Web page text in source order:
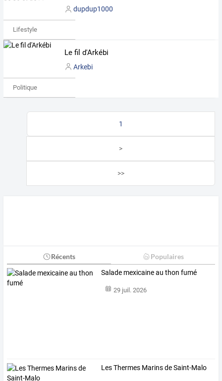
dupdup1000
Lifestyle
Le fil d'Arkébi
Arkebi
Politique
1
>
>>
Récents Populaires
Salade mexicaine au thon fumé
29 juil. 2026
Les Thermes Marins de Saint-Malo